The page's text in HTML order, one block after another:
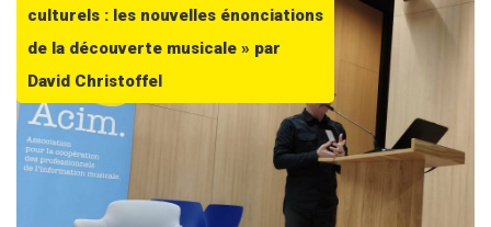
culturels : les nouvelles énonciations
de la découverte musicale » par
David Christoffel